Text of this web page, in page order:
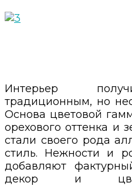
Интерьер
традиционным, но
Основа цветовой
орехового оттенка и
стали своего рода
стиль. Нежности и
добавляют
декор и